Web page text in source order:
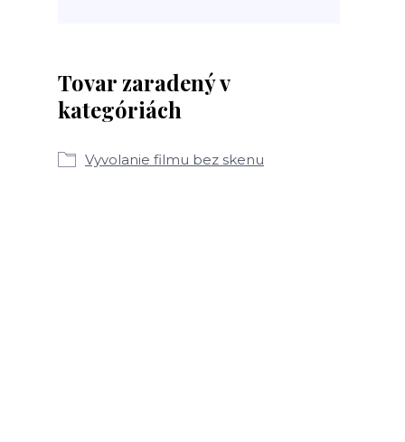
Tovar zaradený v
kategóriách
Vyvolanie filmu bez skenu